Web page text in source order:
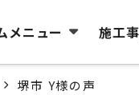
メニュー 施工
堺市 Y様の声